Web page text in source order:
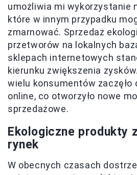
umożliwia mi wykorzystanie
które w innym przypadku
zmarnować. Sprzedaż
przetworów na lokalnych
sklepach internetowych
kierunku zwiększenia
wielu konsumentów zaczęło
online, co otworzyło nowe
sprzedażowe.
Ekologiczne produkty
rynek
W obecnych czasach